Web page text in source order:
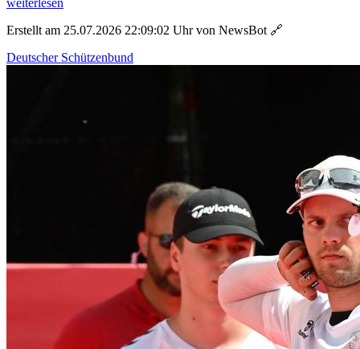
Erstellt am 25.07.2026 22:09:02 Uhr von NewsBot 🔗
Deutscher Schützenbund